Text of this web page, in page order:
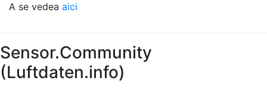
A se vedea aici
Sensor.Community
(Luftdaten.info)